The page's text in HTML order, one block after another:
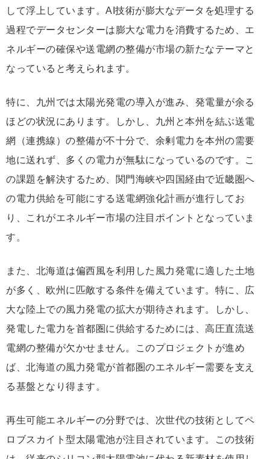
して浮上しています。AI技術が膨大なデータを処理する
過程でデータセンターは膨大な電力を消費するため、エ
ネルギーの確保や送電網の整備が市場の新たなテーマと
なっていると考えられます。
特に、九州では太陽光発電の導入が進み、発電量が余る
ほどの状況にあります。しかし、九州と本州を結ぶ送電
網（連携線）の整備が不十分で、余剰電力を本州の需要
地に送れず、多くの電力が無駄になっているのです。こ
の課題を解決するため、関門海峡や四国経由で近畿圏へ
の電力供給を可能にする送電網強化計画が進行してお
り、これがエネルギー市場の注目ポイントとなっていま
す。
また、北海道は偏西風を利用した風力発電に適した土地
が多く、欧州に匹敵する条件を備えています。特に、広
大な陸上での風力発電の拡大が期待されます。しかし、
発電した電力を首都圏に供給するためには、高圧直流送
電網の整備が欠かせません。このプロジェクトが進め
ば、北海道の風力発電が首都圏のエネルギー需要を支え
る基盤となり得ます。
再生可能エネルギーの分野では、次世代の技術としてペ
ロブスカイト型太陽電池が注目されています。この技術